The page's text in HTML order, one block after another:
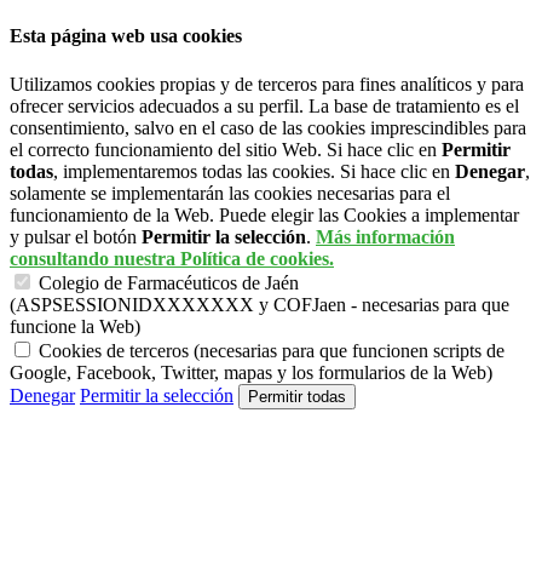
Esta página web usa cookies
Utilizamos cookies propias y de terceros para fines analíticos y para
ofrecer servicios adecuados a su perfil. La base de tratamiento es el
consentimiento, salvo en el caso de las cookies imprescindibles para
el correcto funcionamiento del sitio Web. Si hace clic en Permitir
todas, implementaremos todas las cookies. Si hace clic en Denegar,
solamente se implementarán las cookies necesarias para el
funcionamiento de la Web. Puede elegir las Cookies a implementar
y pulsar el botón Permitir la selección. Más información
consultando nuestra Política de cookies.
Colegio de Farmacéuticos de Jaén
(ASPSESSIONIDXXXXXXX y COFJaen - necesarias para que
funcione la Web)
Cookies de terceros (necesarias para que funcionen scripts de
Google, Facebook, Twitter, mapas y los formularios de la Web)
Denegar Permitir la selección